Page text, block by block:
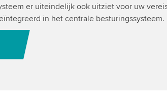
er uiteindelijk ook uitziet voor uw
in het centrale besturingssysteem.
Wij adviseren u graag